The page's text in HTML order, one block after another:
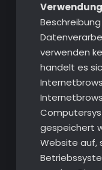
verwenden
handelt es
gespeichert
Website auf,